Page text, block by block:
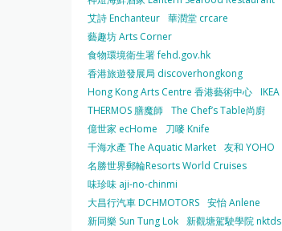
艾詩 Enchanteur 華潤堂 crcare
藝趣坊 Arts Corner
食物環境衛生署 fehd.gov.hk
香港旅遊發展局 discoverhongkong
Hong Kong Arts Centre 香港藝術中心 IKEA
THERMOS 膳魔師 The Chef’s Table尚廚
億世家 ecHome
刀嘜 Knife
千海水產 The Aquatic Market 友和 YOHO
名勝世界郵輪Resorts World Cruises
味珍味 aji-no-chinmi
大昌行汽車 DCHMOTORS 安怡 Anlene
新同樂 Sun Tung Lok 新觀塘駕駛學院 nktds